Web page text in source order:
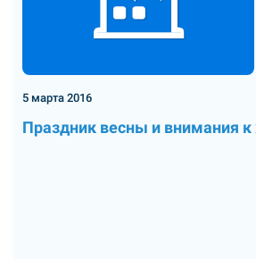
5 марта 2016
Праздник весны и внимания